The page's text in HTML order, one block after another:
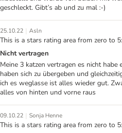
geschleckt. Gibt’s ab und zu mal :-)
25.10.22 | Asln
This is a stars rating area from zero to
Nicht vertragen
Meine 3 katzen vertragen es nicht habe
haben sich zu übergeben und
ich es weglasse ist alles wieder gut.
alles von hinten und vorne raus
09.10.22 | Sonja Henne
This is a stars rating area from zero to